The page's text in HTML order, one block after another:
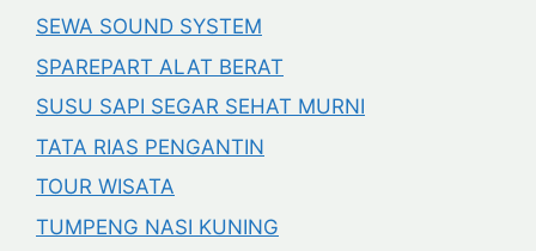
SEWA SOUND SYSTEM
SPAREPART ALAT BERAT
SUSU SAPI SEGAR SEHAT MURNI
TATA RIAS PENGANTIN
TOUR WISATA
TUMPENG NASI KUNING